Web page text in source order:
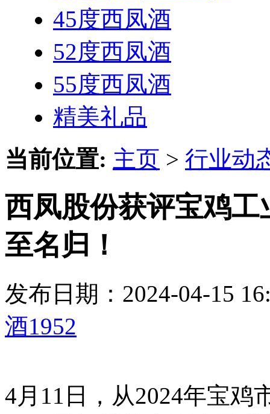
45度西凤酒
52度西凤酒
55度西凤酒
精美礼品
当前位置: 主页 > 行业动
西凤股份获评宝鸡
至名归！
发布日期：2024-04-15
酒1952
4月11日，从2024年宝鸡